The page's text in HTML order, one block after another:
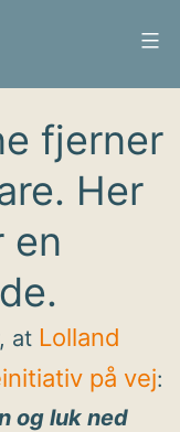
fjerner
Her
en
at Lolland
på vej:
og luk ned